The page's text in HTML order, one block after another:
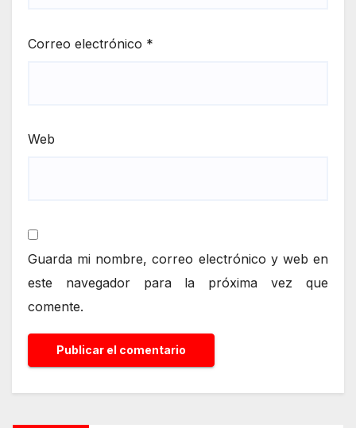
Correo electrónico *
Web
Guarda mi nombre, correo electrónico y web en
este navegador para la próxima vez que
comente.